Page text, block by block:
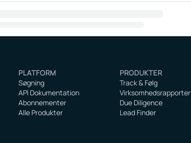
PLATFORM
Søgning
API Dokumentation
Abonnementer
Alle Produkter
PRODUKTER
Track & Følg
Virksomhedsrapporter
Due Diligence
Lead Finder